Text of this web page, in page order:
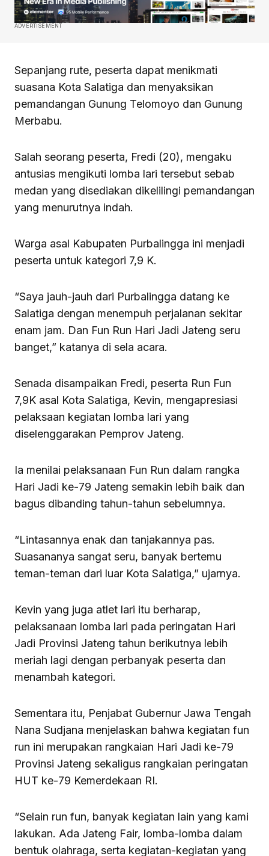
ADVERTISEMENT
Sepanjang rute, peserta dapat menikmati
suasana Kota Salatiga dan menyaksikan
pemandangan Gunung Telomoyo dan Gunung
Merbabu.
Salah seorang peserta, Fredi (20), mengaku
antusias mengikuti lomba lari tersebut sebab
medan yang disediakan dikelilingi pemandangan
yang menurutnya indah.
Warga asal Kabupaten Purbalingga ini menjadi
peserta untuk kategori 7,9 K.
“Saya jauh-jauh dari Purbalingga datang ke
Salatiga dengan menempuh perjalanan sekitar
enam jam. Dan Fun Run Hari Jadi Jateng seru
banget,” katanya di sela acara.
Senada disampaikan Fredi, peserta Run Fun
7,9K asal Kota Salatiga, Kevin, mengapresiasi
pelaksaan kegiatan lomba lari yang
diselenggarakan Pemprov Jateng.
Ia menilai pelaksanaan Fun Run dalam rangka
Hari Jadi ke-79 Jateng semakin lebih baik dan
bagus dibanding tahun-tahun sebelumnya.
“Lintasannya enak dan tanjakannya pas.
Suasananya sangat seru, banyak bertemu
teman-teman dari luar Kota Salatiga,” ujarnya.
Kevin yang juga atlet lari itu berharap,
pelaksanaan lomba lari pada peringatan Hari
Jadi Provinsi Jateng tahun berikutnya lebih
meriah lagi dengan perbanyak peserta dan
menambah kategori.
Sementara itu, Penjabat Gubernur Jawa Tengah
Nana Sudjana menjelaskan bahwa kegiatan fun
run ini merupakan rangkaian Hari Jadi ke-79
Provinsi Jateng sekaligus rangkaian peringatan
HUT ke-79 Kemerdekaan RI.
“Selain run fun, banyak kegiatan lain yang kami
lakukan. Ada Jateng Fair, lomba-lomba dalam
bentuk olahraga, serta kegiatan-kegiatan yang